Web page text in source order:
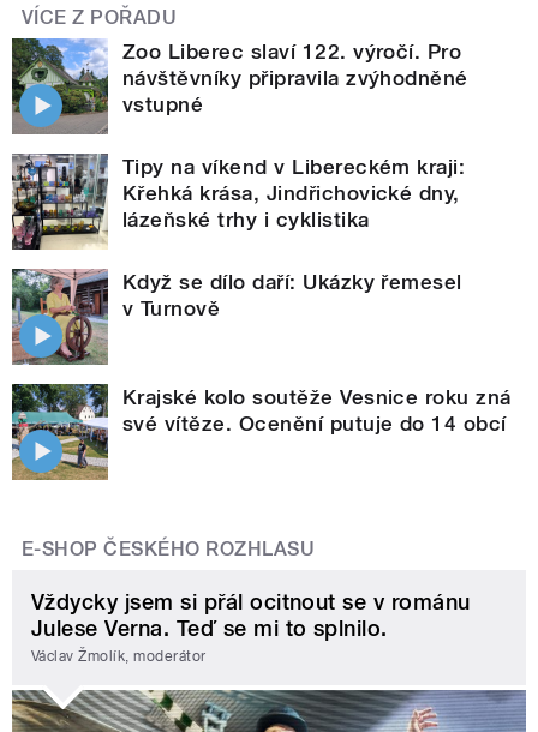
VÍCE Z POŘADU
Zoo Liberec slaví 122. výročí. Pro
návštěvníky připravila zvýhodněné
vstupné
Tipy na víkend v Libereckém kraji:
Křehká krása, Jindřichovické dny,
lázeňské trhy i cyklistika
Když se dílo daří: Ukázky řemesel
v Turnově
Krajské kolo soutěže Vesnice roku zná
své vítěze. Ocenění putuje do 14 obcí
E-SHOP ČESKÉHO ROZHLASU
Vždycky jsem si přál ocitnout se v románu
Julese Verna. Teď se mi to splnilo.
Václav Žmolík, moderátor